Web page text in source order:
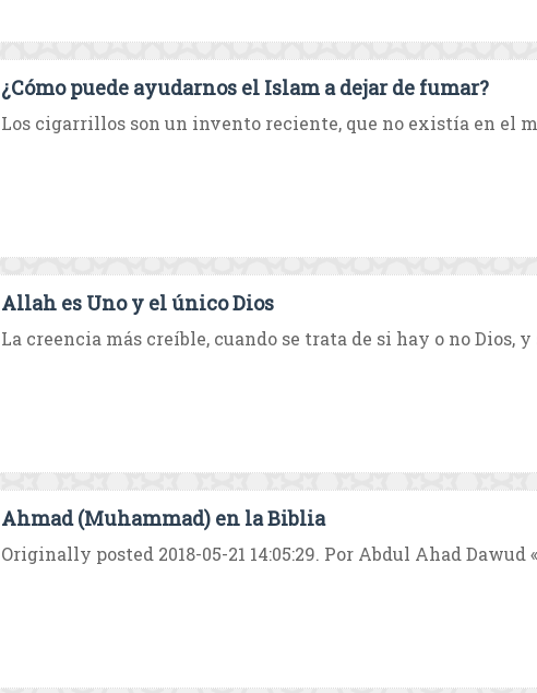
¿Cómo puede ayudarnos el Islam a dejar de fumar?
Los cigarrillos son un invento reciente, que no existía en el
Allah es Uno y el único Dios
La creencia más creíble, cuando se trata de si hay o no Dios, y
Ahmad (Muhammad) en la Biblia
Originally posted 2018-05-21 14:05:29. Por Abdul Ahad Dawud